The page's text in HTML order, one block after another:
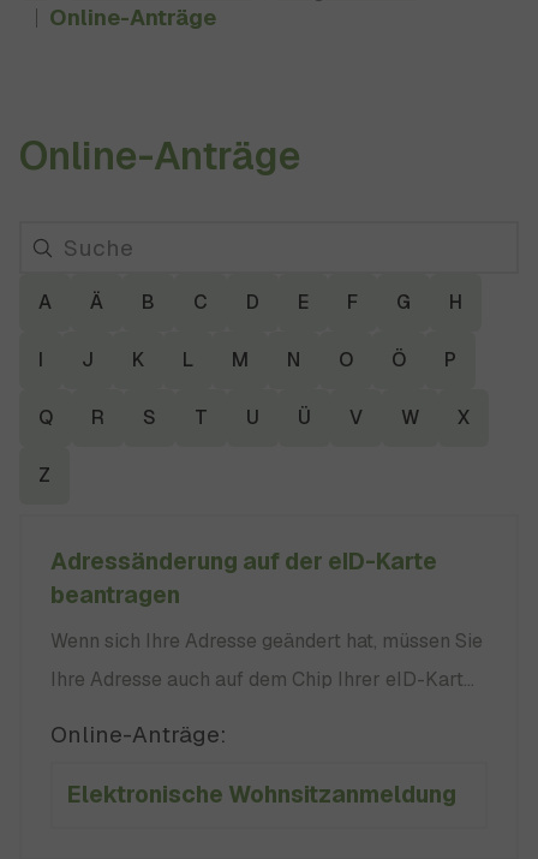
Online-Anträge
Online-Anträge
A Ä B C D E F G H
I J K L M N O Ö P
Q R S T U Ü V W X
Z
Adressänderung auf der eID-Karte
beantragen
Wenn sich Ihre Adresse geändert hat, müssen Sie
Ihre Adresse auch auf dem Chip Ihrer eID-Karte
Ihrer eID-Karte, zu der für Sie zuständigen eID-
Online-Anträge:
Elektronische Wohnsitzanmeldung